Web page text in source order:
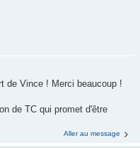
de Vince ! Merci beaucoup !
de TC qui promet d'être
Aller au message